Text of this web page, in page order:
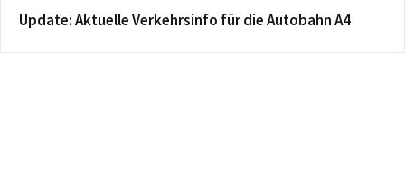
Update: Aktuelle Verkehrsinfo für die Autobahn A4